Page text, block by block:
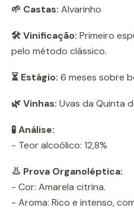
🌱 Castas: Alvarinho
🛠️ Vinificação: Primeiro
pelo método clássico.
⏳ Estágio: 6 meses sobre
🌿 Vinhas: Uvas da Quinta
🧪 Análise:
- Teor alcoólico: 12,8%
👃 Prova Organoléptica:
- Cor: Amarela citrina.
- Aroma: Rico e intenso,